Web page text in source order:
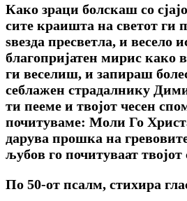
Како зраци болскаш со
сите краишта на светот ги
ѕвезда пресветла, и весело
благопријатен мирис како
ги веселиш, и запираш
себлажен страдалнику
ти пееме и твојот чесен
почитуваме: Моли Го
дарува прошка на
љубов го почитуваат твојот
По 50-от псалм, стихира